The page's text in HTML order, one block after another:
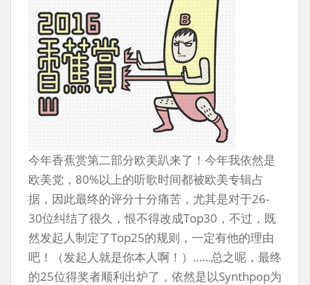
今年香蕉赏第二部分欧美趴来了！今年我依然是
欧美党，80%以上的听歌时间都被欧美专辑占
据，因此最终的评分十分痛苦，尤其是对于26-
30位纠结了很久，恨不得改成Top30，不过，既
然发起人制定了Top25的规则，一定有他的理由
吧！（发起人就是你本人啊！）……总之呢，最终
的25位得奖者顺利出炉了，依然是以Synthpop为